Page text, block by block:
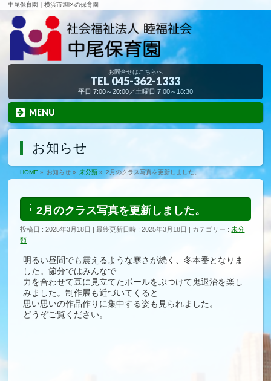
中尾保育園｜横浜市旭区の保育園
お問合せはこちらへ
TEL 045-362-1333
平日 7:00～20:00／土曜日 7:00～18:30
MENU
お知らせ
HOME » お知らせ » 未分類 » 2月のクラス写真を更新しました。
2月のクラス写真を更新しました。
投稿日 : 2025年3月18日 最終更新日時 : 2025年3月18日 カテゴリー :未分
類
明るい昼間でも震えるような寒さが続く、冬本番となりま
した。節分ではみんなで
力を合わせて豆に見立てたボールをぶつけて鬼退治を楽し
みました。制作展も近づいてくると
思い思いの作品作りに集中する姿も見られました。
どうぞご覧ください。